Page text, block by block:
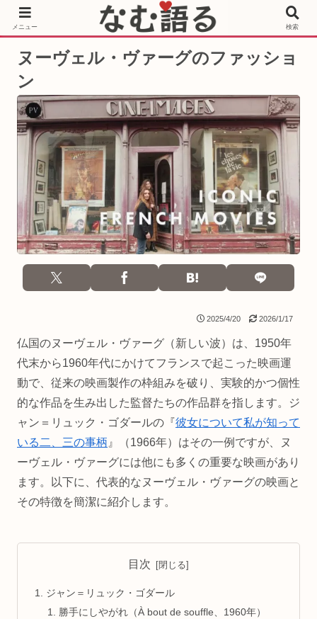
［PR］Prime Video もっと観るならサブスクリプション
ヌーヴェル・ヴァーグのファッショ
ン
2025/4/20 2026/1/17
仏国のヌーヴェル・ヴァーグ（新しい波）は、1950年
代末から1960年代にかけてフランスで起こった映画運
動で、従来の映画製作の枠組みを破り、実験的かつ個性
的な作品を生み出した監督たちの作品群を指します。ジ
ャン＝リュック・ゴダールの『彼女について私が知って
いる二、三の事柄 』（1966年）はその一例ですが、ヌ
ーヴェル・ヴァーグには他にも多くの重要な映画があり
ます。以下に、代表的なヌーヴェル・ヴァーグの映画と
その特徴を簡潔に紹介します。
目次
ジャン＝リュック・ゴダール
勝手にしやがれ（À bout de souffle、1960年）
メニュー 検索